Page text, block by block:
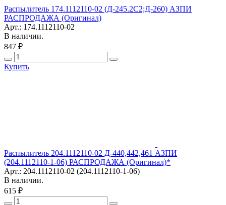
Распылитель 174.1112110-02 (Д-245.2С2;Д-260) АЗПИ
РАСПРОДАЖА (Оригинал)
Арт.: 174.1112110-02
В наличии.
847 ₽
Купить
Распылитель 204.1112110-02 Д-440,442,461 АЗПИ
(204.1112110-1-06) РАСПРОДАЖА (Оригинал)*
Арт.: 204.1112110-02 (204.1112110-1-06)
В наличии.
615 ₽